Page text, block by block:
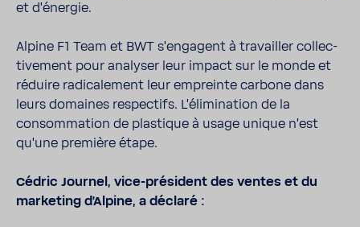
et d'énergie.
Alpine F1 Team et BWT s'en­gagent à travailler collec­
ti­ve­ment pour analyser leur impact sur le monde et
réduire radi­ca­le­ment leur empreinte carbone dans
leurs domaines respec­tifs. L'éli­mi­na­tion de la
consom­ma­tion de plas­tique à usage unique n'est
qu'une première étape.
Cédric Journel, vice-​président des ventes et du
marke­ting d'Al­pine, a déclaré :